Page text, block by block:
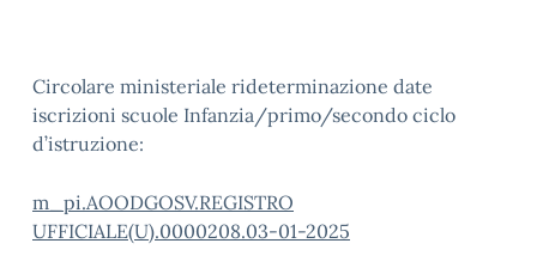
Circolare ministeriale rideterminazione date
iscrizioni scuole Infanzia/primo/secondo ciclo
d’istruzione:
m_pi.AOODGOSV.REGISTRO
UFFICIALE(U).0000208.03-01-2025